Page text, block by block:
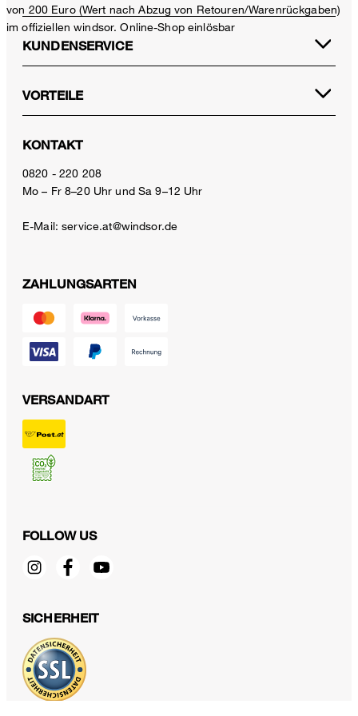
€ 350,00
inkl. MwSt
von 200 Euro (Wert nach Abzug von Retouren/Warenrückgaben)
im offiziellen windsor. Online-Shop einlösbar
KUNDENSERVICE
VORTEILE
KONTAKT
0820 - 220 208
Mo – Fr 8–20 Uhr und Sa 9–12 Uhr
E-Mail:service.at@windsor.de
ZAHLUNGSARTEN
VERSANDART
FOLLOW US
SICHERHEIT